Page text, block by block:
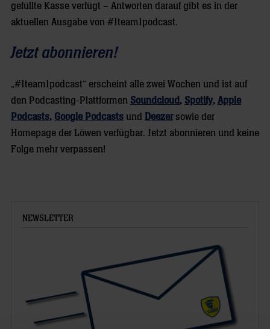
gefüllte Kasse verfügt – Antworten darauf gibt es in der
aktuellen Ausgabe von #1team1podcast.
Jetzt abonnieren!
„#1team1podcast“ erscheint alle zwei Wochen und ist auf
den Podcasting-Plattformen Soundcloud, Spotify, Apple
Podcasts, Google Podcasts und Deezersowie der
Homepage der Löwen verfügbar. Jetzt abonnieren und keine
Folge mehr verpassen!
NEWSLETTER